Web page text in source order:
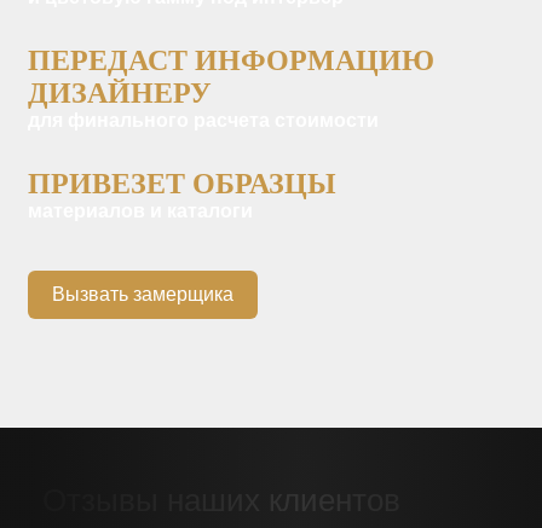
ПЕРЕДАСТ ИНФОРМАЦИЮ
ДИЗАЙНЕРУ
ПРИВЕЗЕТ ОБРАЗЦЫ
Вызвать замерщика